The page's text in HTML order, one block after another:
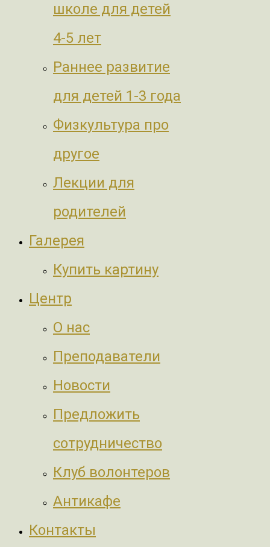
школе для детей
4-5 лет
Раннее развитие
для детей 1-3 года
Физкультура про
другое
Лекции для
родителей
Галерея
Купить картину
Центр
О нас
Преподаватели
Новости
Предложить
сотрудничество
Клуб волонтеров
Антикафе
Контакты